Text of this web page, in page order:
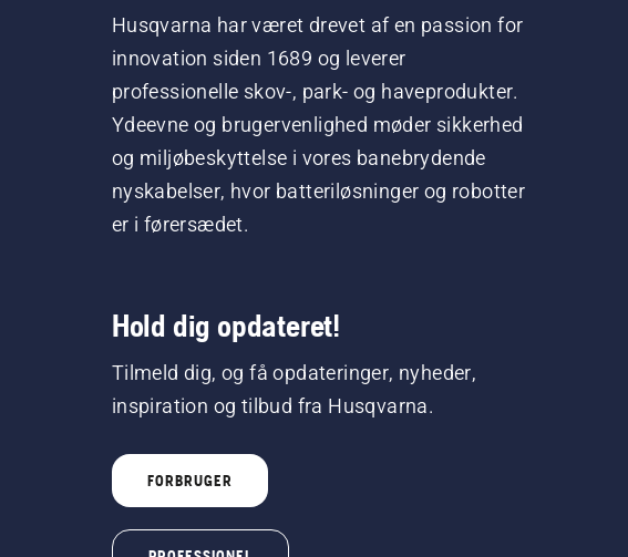
Husqvarna har været drevet af en passion for
innovation siden 1689 og leverer
professionelle skov-, park- og haveprodukter.
Ydeevne og brugervenlighed møder sikkerhed
og miljøbeskyttelse i vores banebrydende
nyskabelser, hvor batteriløsninger og robotter
er i førersædet.
Hold dig opdateret!
Tilmeld dig, og få opdateringer, nyheder,
inspiration og tilbud fra Husqvarna.
FORBRUGER